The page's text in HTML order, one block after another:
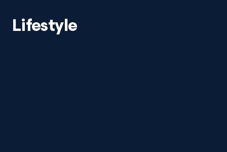
Lifestyle